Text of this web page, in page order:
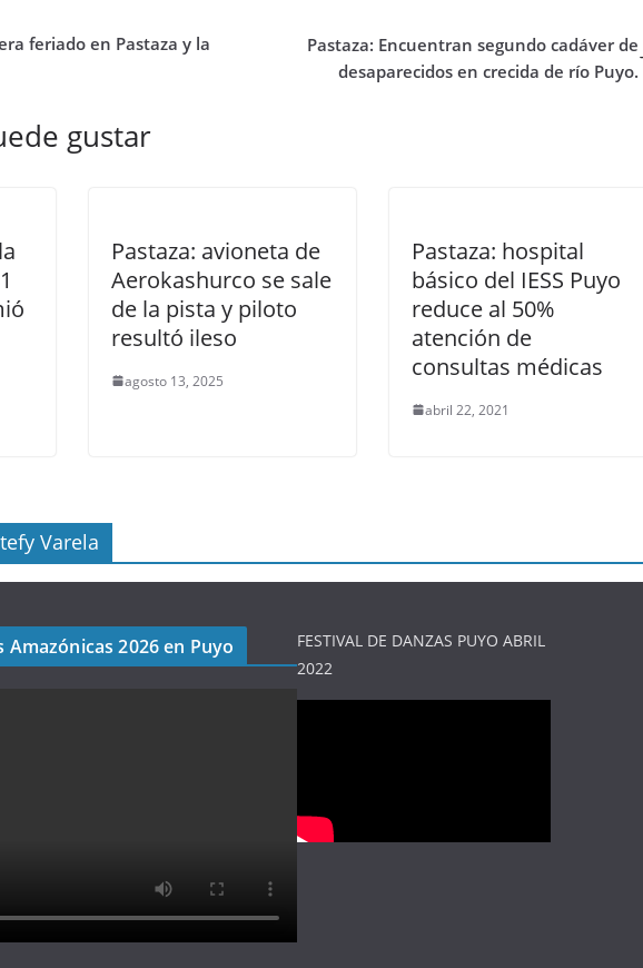
feriado en Pastaza y la
Pastaza: Encuentran segundo cadáver de
desaparecidos en crecida de río Puyo.
gustar
Pastaza: avioneta de
Aerokashurco se sale
de la pista y piloto
resultó ileso
agosto 13, 2025
Pastaza: hospital
básico del IESS Puyo
reduce al 50%
atención de
consultas médicas
abril 22, 2021
Varela
2026 en Puyo
FESTIVAL DE DANZAS PUYO ABRIL
2022